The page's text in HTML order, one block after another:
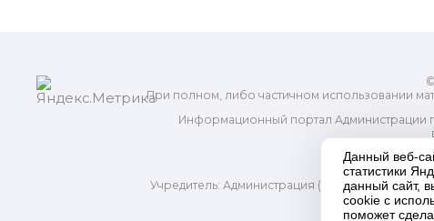
При полном, либо частичном использовании
Информационный портал Администрации
Учредитель: Администрация (исполнительно-
Адрес
Данный веб-
статистики
данный сайт,
cookie с
поможет